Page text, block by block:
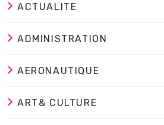
ACTUALITE
ADMINISTRATION
AERONAUTIQUE
ART& CULTURE